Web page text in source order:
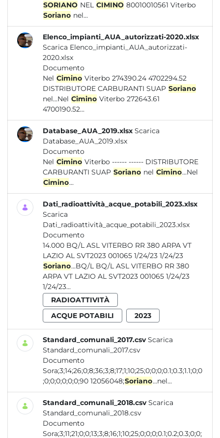
SORIANO NEL CIMINO 80010010561 Viterbo
Soriano nel...
Elenco_impianti_AUA_autorizzati-2020.xlsx
Scarica Elenco_impianti_AUA_autorizzati-
2020.xlsx
Documento
Nel Cimino Viterbo 274390.24 4702294.52
DISTRIBUTORE CARBURANTI SUAP Soriano
nel...Nel Cimino Viterbo 272643.61
4700190.52...
Database_AUA_2019.xlsx Scarica
Database_AUA_2019.xlsx
Documento
Nel Cimino Viterbo ------ ------ DISTRIBUTORE
CARBURANTI SUAP Soriano nel Cimino...Nel
Cimino...
Dati_radioattività_acque_potabili_2023.xlsx
Scarica
Dati_radioattività_acque_potabili_2023.xlsx
Documento
14.000 BQ/L ASL VITERBO RR 380 ARPA VT
LAZIO AL SVT2023 001065 1/24/23 1/24/23
Soriano...BQ/L BQ/L ASL VITERBO RR 380
ARPA VT LAZIO AL SVT2023 001065 1/24/23
1/24/23...
RADIOATTIVITÀ
ACQUE POTABILI
2023
Standard_comunali_2017.csv Scarica
Standard_comunali_2017.csv
Documento
Sora;3;14;26;0;8;36;3;8;17;1;10;25;0;0;0;0.1;0.3;1.1;0;0
;0;0;0;0;0;0;90 12056048;Soriano...nel...
Standard_comunali_2018.csv Scarica
Standard_comunali_2018.csv
Documento
Sora;3;11;21;0;0;13;3;8;16;1;10;25;0;0;0;0.1;0.2;0.3;0;0;